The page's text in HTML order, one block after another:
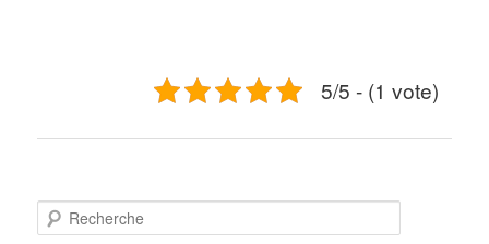
5/5 - (1 vote)
e